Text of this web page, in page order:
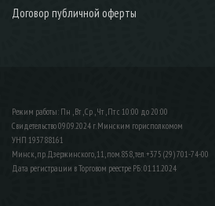
Договор публичной оферты
Режим работы: Пн , Вт , Ср , Чт , Пт c 10:00 до 20:00
Свидетельство 09.09.2024 г. Минским горисполкомом
УНП 193788161
Минск, пр. Дзержинского, 11, пом.858, тел. +375 (29) 701-74-00
Дата регистрации в Торговом реестре РБ: 01.11.2024